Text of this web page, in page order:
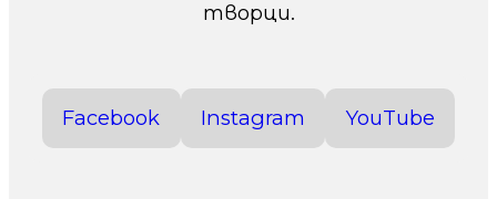
творци.
Facebook Instagram YouTube